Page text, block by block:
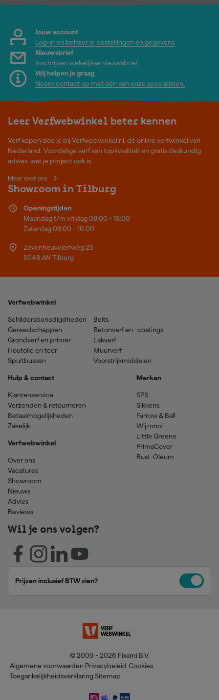
Jouw account
Log-in en beheer je bestellingen en gegevens
Nieuwsbrief
Inschrijven wekelijkse nieuwsbrief
Wij helpen je graag
Neem contact op met één van onze specialisten.
Leer Verfwebwinkel beter kennen
Verf kopen doe je bij Verfwebwinkel.nl, dé online verfwinkel van
Nederland. Voordelige verf van topkwaliteit en gratis deskundig
advies, wat je project ook is.
Meer over ons
Showroom in Tilburg
Openingstijden
Maandag t/m vrijdag 08:00 - 18:00
Zaterdag 08:00 - 16:00
Zevenheuvelenweg 25
5048 AN Tilburg
Verfwebwinkel
Schildersbenodigdheden
Gereedschappen
Grondverf en primer
Houtolie en teer
Spuitbussen
Beits
Betonverf en -coatings
Lakverf
Muurverf
Voorstrijkmiddelen
Hulp & contact
Klantenservice
Verzenden & retourneren
Betaalmogelijkheden
Zakelijk
Verfwebwinkel
Over ons
Vacatures
Showroom
Nieuws
Advies
Reviews
Merken
SPS
Sikkens
Farrow & Ball
Wijzonol
Little Greene
PrimaCover
Rust-Oleum
Wil je ons volgen?
Prijzen inclusief BTW zien?
© 2009 - 2026 Fixami B.V.
Algemene voorwaarden Privacybeleid Cookies
Toegankelijkheidsverklaring Sitemap